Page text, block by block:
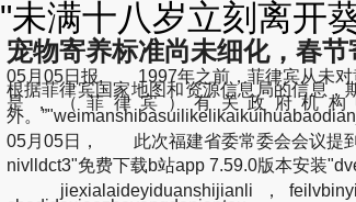
"未满十八岁立刻离开
宠物寄养标准尚未细化，春
05月05日报, 1997年之前，菲律宾从未对
根据菲律宾国家地图和资源信息局的信息，
是，（菲律宾）有关政府机
外。
05月05日， 此次福建省委常委会会议提到
nivlldct3"免费下载b站app 7.59.0版本安装
jiexialaideyiduanshijianli，